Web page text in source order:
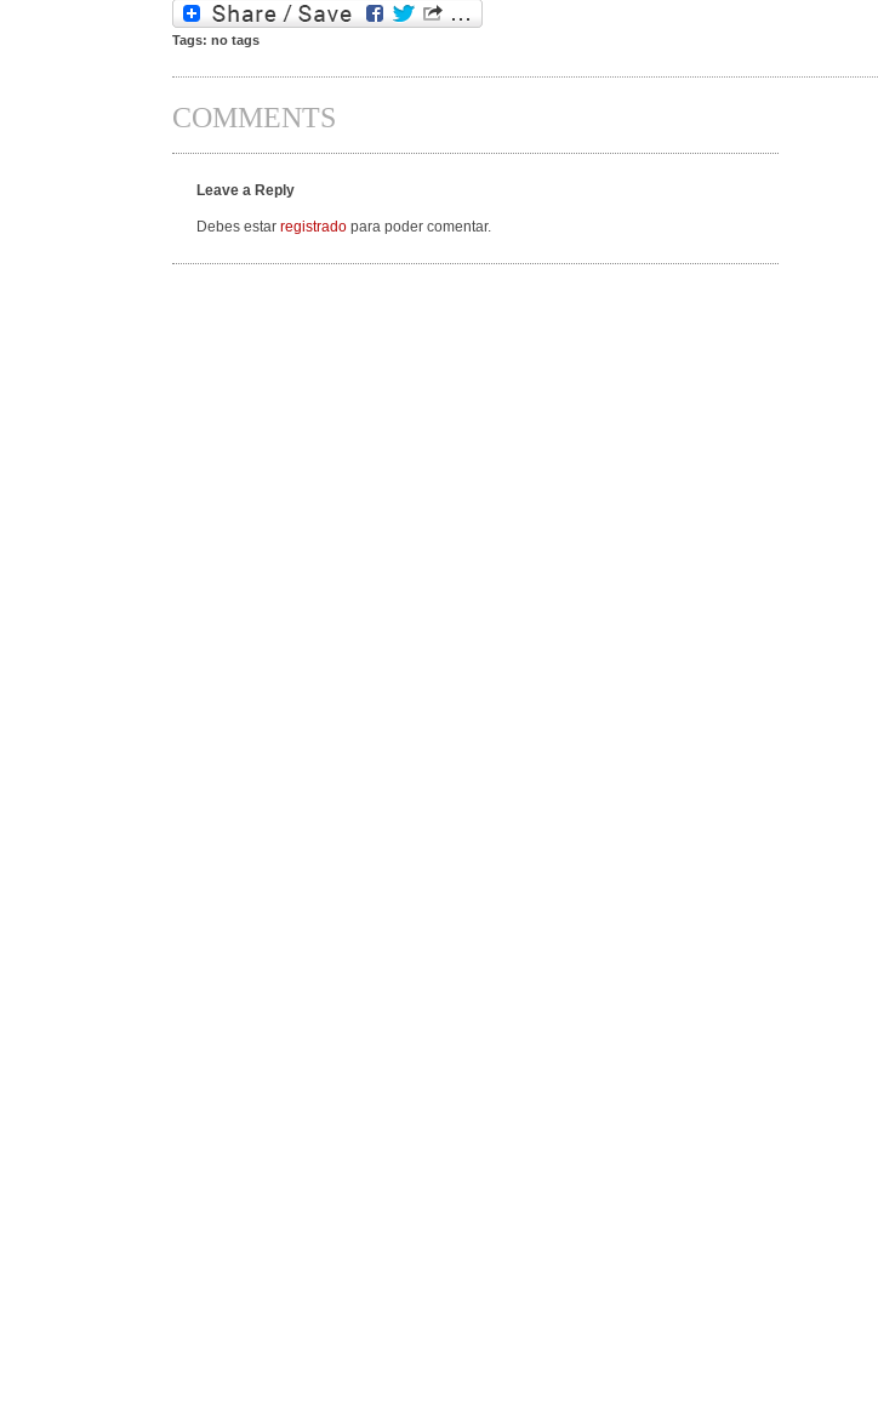
Tags: no tags
COMMENTS
Leave a Reply
Debes estar registrado para poder comentar.